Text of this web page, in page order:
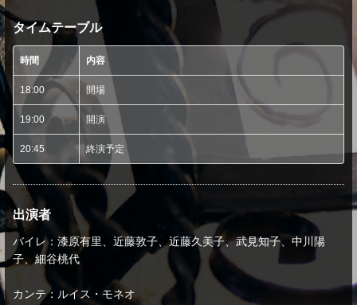
タイムテーブル
時間 内容
18:00 開場
19:00 開演
20:45 終演予定
出演者
バイレ：漆原有里、近藤敦子、近藤久美子、武見知子、中川陽
子、細谷桃代
カンテ：ルイス・モネオ